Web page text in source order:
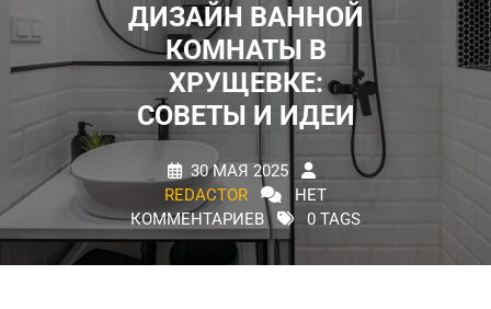
ДИЗАЙН ВАННОЙ
КОМНАТЫ В
ХРУЩЕВКЕ:
СОВЕТЫ И ИДЕИ
30 МАЯ 2025
REDACTOR
НЕТ
КОММЕНТАРИЕВ
0 TAGS